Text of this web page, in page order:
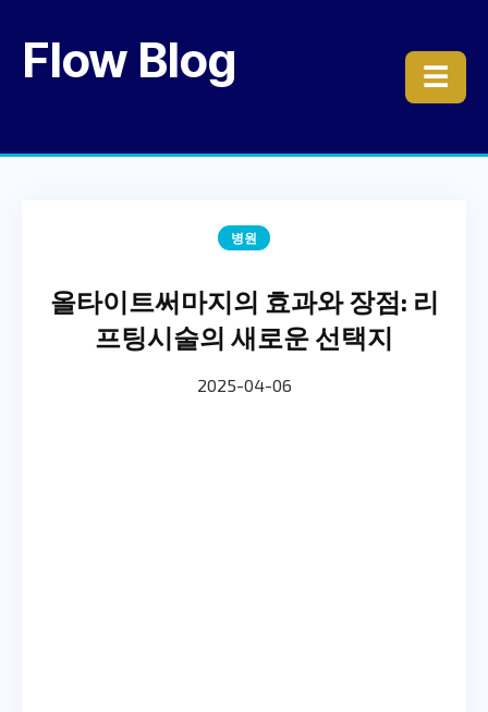
Flow Blog ☰
병원
올타이트써마지의 효과와 장점: 리
프팅시술의 새로운 선택지
2025-04-06